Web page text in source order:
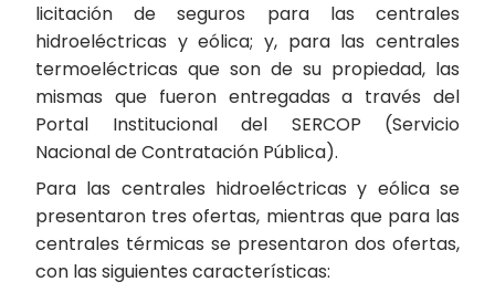
licitación de seguros para las centrales
hidroeléctricas y eólica; y, para las centrales
termoeléctricas que son de su propiedad, las
mismas que fueron entregadas a través del
Portal Institucional del SERCOP (Servicio
Nacional de Contratación Pública).
Para las centrales hidroeléctricas y eólica se
presentaron tres ofertas, mientras que para las
centrales térmicas se presentaron dos ofertas,
con las siguientes características: